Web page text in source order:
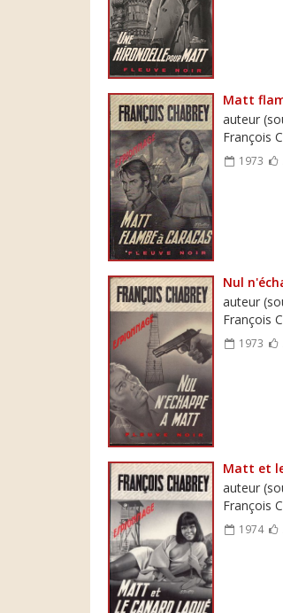
Matt
auteur
François
1973
Nul
auteur
François
1973
Matt et
auteur
François
1974